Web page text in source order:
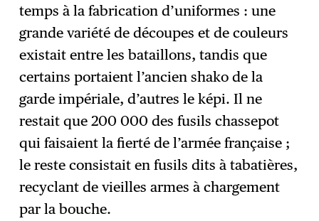
temps à la fabrication d’uniformes : une
grande variété de découpes et de couleurs
existait entre les bataillons, tandis que
certains portaient l’ancien shako de la
garde impériale, d’autres le képi. Il ne
restait que 200 000 des fusils chassepot
qui faisaient la fierté de l’armée française ;
le reste consistait en fusils dits à tabatières,
recyclant de vieilles armes à chargement
par la bouche.